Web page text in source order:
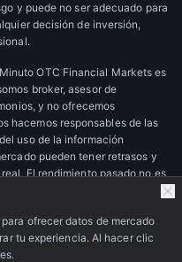
y puede no ser adecuado para
decisión de inversión,
OTC Financial Markets es
broker, asesor de
y no ofrecemos
hacemos responsables de las
uso de la información
pueden tener retrasos y
El rendimiento pasado no es
Todos los derechos
ofrecer datos de mercado
tu experiencia. Al hacer clic